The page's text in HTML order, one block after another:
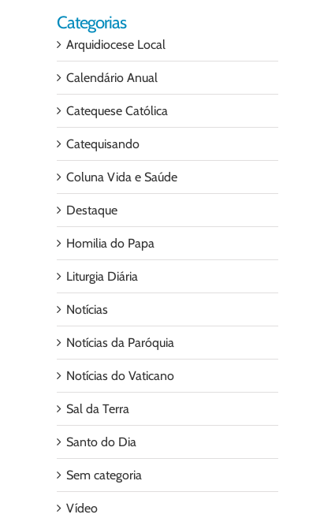
Categorias
Arquidiocese Local
Calendário Anual
Catequese Católica
Catequisando
Coluna Vida e Saúde
Destaque
Homilia do Papa
Liturgia Diária
Notícias
Notícias da Paróquia
Notícias do Vaticano
Sal da Terra
Santo do Dia
Sem categoria
Vídeo